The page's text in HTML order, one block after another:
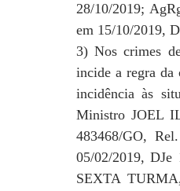
28/10/2019;
em 15/10/2019,
3) Nos crimes
incide a regra da
incidência às
Ministro JOEL
483468/GO,
05/02/2019,
SEXTA